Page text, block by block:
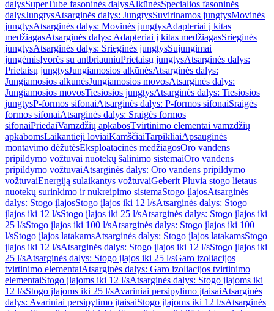
dalysSuperTube fasoninės dalysAlkūnėsSpecialios fasoninės
dalysJungtysAtsarginės dalys: JungtysSuvirinamos jungtysMovinės
jungtysAtsarginės dalys: Movinės jungtysAdapteriai į kitas
medžiagasAtsarginės dalys: Adapteriai į kitas medžiagasSrieginės
jungtysAtsarginės dalys: Srieginės jungtysSujungimai
jungėmisĮvorės su antbriauniuPrietaisų jungtysAtsarginės dalys:
Prietaisų jungtysJungiamosios alkūnėsAtsarginės dalys:
Jungiamosios alkūnėsJungiamosios movosAtsarginės dalys:
Jungiamosios movosTiesiosios jungtysAtsarginės dalys: Tiesiosios
jungtysP-formos sifonaiAtsarginės dalys: P-formos sifonaiSraigės
formos sifonaiAtsarginės dalys: Sraigės formos
sifonaiPriedaiVamzdžių apkabosTvirtinimo elementai vamzdžių
apkabomsLaikantieji loviaiKamščiaiTarpikliaiApsauginės
montavimo dėžutėsEksploatacinės medžiagosOro vandens
pripildymo vožtuvai nuotekų šalinimo sistemaiOro vandens
pripildymo vožtuvaiAtsarginės dalys: Oro vandens pripildymo
vožtuvaiEnergiją sulaikantys vožtuvaiGeberit Pluvia stogo lietaus
nuotekų surinkimo ir nukreipimo sistemaStogo įlajosAtsarginės
dalys: Stogo įlajosStogo įlajos iki 12 l/sAtsarginės dalys: Stogo
įlajos iki 12 l/sStogo įlajos iki 25 l/sAtsarginės dalys: Stogo įlajos iki
25 l/sStogo įlajos iki 100 l/sAtsarginės dalys: Stogo įlajos iki 100
l/sStogo įlajos latakamsAtsarginės dalys: Stogo įlajos latakamsStogo
įlajos iki 12 l/sAtsarginės dalys: Stogo įlajos iki 12 l/sStogo įlajos iki
25 l/sAtsarginės dalys: Stogo įlajos iki 25 l/sGaro izoliacijos
tvirtinimo elementaiAtsarginės dalys: Garo izoliacijos tvirtinimo
elementaiStogo įlajoms iki 12 l/sAtsarginės dalys: Stogo įlajoms iki
12 l/sStogo įlajoms iki 25 l/sAvariniai persipylimo įtaisaiAtsarginės
dalys: Avariniai persipylimo įtaisaiStogo įlajoms iki 12 l/sAtsarginės